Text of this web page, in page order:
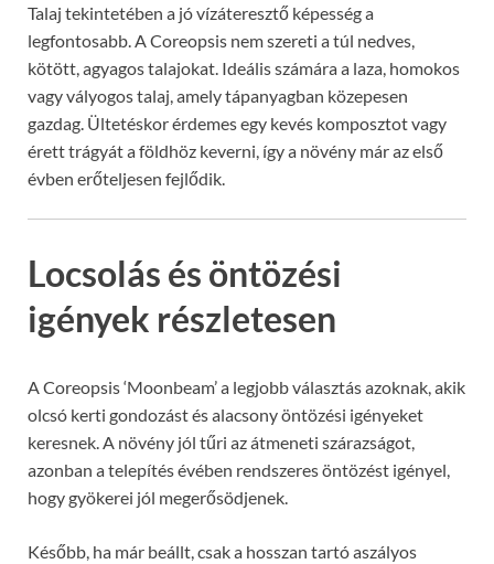
Talaj tekintetében a jó vízáteresztő képesség a
legfontosabb. A Coreopsis nem szereti a túl nedves,
kötött, agyagos talajokat. Ideális számára a laza, homokos
vagy vályogos talaj, amely tápanyagban közepesen
gazdag. Ültetéskor érdemes egy kevés komposztot vagy
érett trágyát a földhöz keverni, így a növény már az első
évben erőteljesen fejlődik.
Locsolás és öntözési
igények részletesen
A Coreopsis ‘Moonbeam’ a legjobb választás azoknak, akik
olcsó kerti gondozást és alacsony öntözési igényeket
keresnek. A növény jól tűri az átmeneti szárazságot,
azonban a telepítés évében rendszeres öntözést igényel,
hogy gyökerei jól megerősödjenek.
Később, ha már beállt, csak a hosszan tartó aszályos